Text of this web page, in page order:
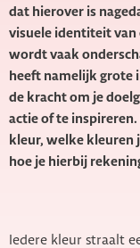
dat hierover is
visuele identiteit van
wordt vaak
heeft namelijk grote
de kracht om je
actie of te
kleur, welke kleuren
hoe je hierbij
Iedere kleur straalt